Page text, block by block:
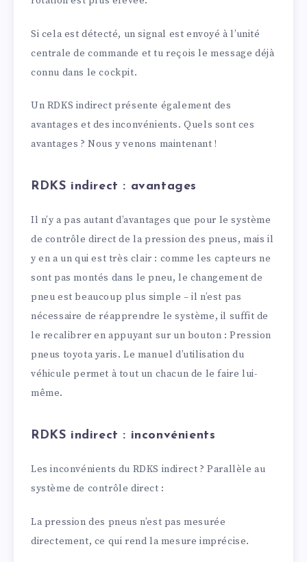
Si cela est détecté, un signal est envoyé à l’unité
centrale de commande et tu reçois le message déjà
connu dans le cockpit.
Un RDKS indirect présente également des
avantages et des inconvénients. Quels sont ces
avantages ? Nous y venons maintenant !
RDKS indirect : avantages
Il n’y a pas autant d’avantages que pour le système
de contrôle direct de la pression des pneus, mais il
y en a un qui est très clair : comme les capteurs ne
sont pas montés dans le pneu, le changement de
pneu est beaucoup plus simple – il n’est pas
nécessaire de réapprendre le système, il suffit de
le recalibrer en appuyant sur un bouton : Pression
pneus toyota yaris. Le manuel d’utilisation du
véhicule permet à tout un chacun de le faire lui-
même.
RDKS indirect : inconvénients
Les inconvénients du RDKS indirect ? Parallèle au
système de contrôle direct :
La pression des pneus n’est pas mesurée
directement, ce qui rend la mesure imprécise.